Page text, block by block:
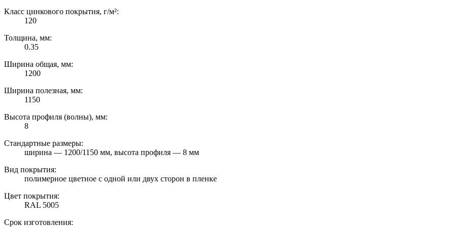
Класс цинкового покрытия, г/м²:
120
Толщина, мм:
0.35
Ширина общая, мм:
1200
Ширина полезная, мм:
1150
Высота профиля (волны), мм:
8
Стандартные размеры:
ширина — 1200/1150 мм, высота профиля — 8 мм
Вид покрытия:
полимерное цветное с одной или двух сторон в пленке
Цвет покрытия:
RAL 5005
Срок изготовления: